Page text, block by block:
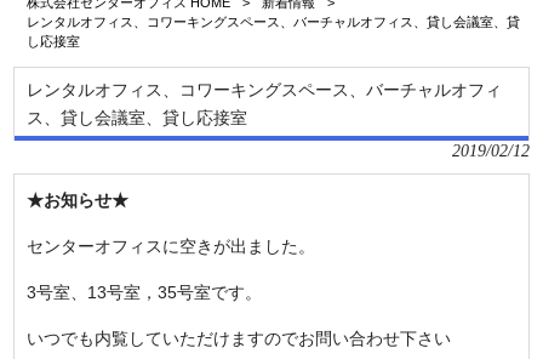
レンタルオフィス、コワーキングスペース、バーチャルオフィス、貸し会議室、貸
し応接室
レンタルオフィス、コワーキングスペース、バーチャルオフィ
ス、貸し会議室、貸し応接室
2019/02/12
★お知らせ★
センターオフィスに空きが出ました。
3号室、13号室，35号室です。
いつでも内覧していただけますのでお問い合わせ下さい